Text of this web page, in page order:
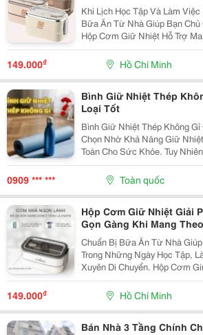
Khi Lịch Học Tập Và Làm
Bữa Ăn Từ Nhà Giúp Bạn Chủ
Hộp Cơm Giữ Nhiệt Hỗ Trợ
Món Ăn Kèm Một Cách Gọn
Nhu Cầu Sử Dụng Khác Nhau. Xác Định Số Lượng Món
Thường...
149.000₫ Hồ Chí Minh
Bình Giữ Nhiệt Thép
Loại Tốt
Bình Giữ Nhiệt Thép Không
Chọn Nhờ Khả Năng Giữ
Toàn Cho Sức Khỏe. Tuy
Hiểu Rõ Chất Liệu Này Có
Lựa Chọn Sản Phẩm Phù
0909 *** *** Toàn quốc
Hộp Cơm Giữ Nhiệt Giải
Gọn Gàng Khi Mang Theo
Chuẩn Bị Bữa Ăn Từ Nhà
Trong Những Ngày Học Tập,
Xuyên Di Chuyển. Hộp Cơm
Lợi, Giúp Sắp Xếp Nhiều Món
Phẩm Và Dễ Dàng Mang Theo Trong
149.000₫ Hồ Chí Minh
Bán Nhà 3 Tầng Chính